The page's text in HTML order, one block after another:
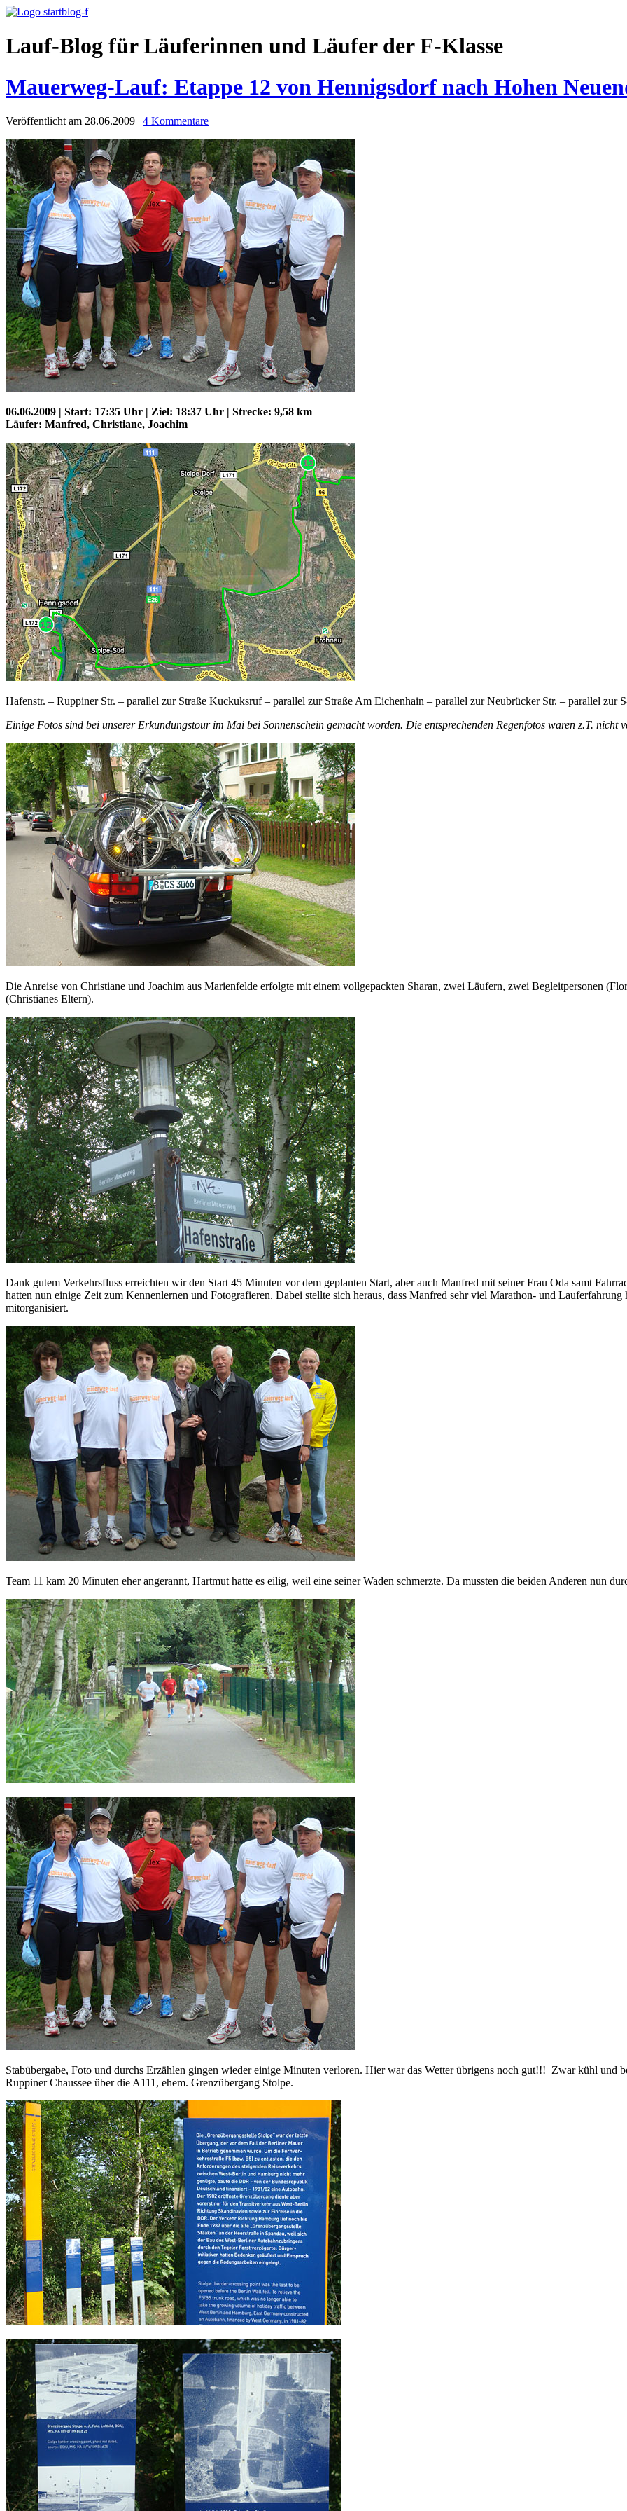
Lauf-Blog für Läuferinnen und Läufer der F-Klasse
Mauerweg-Lauf: Etappe 12 von Hennigsdorf nach Hohen
Veröffentlicht am 28.06.2009 | 4 Kommentare
06.06.2009 | Start: 17:35 Uhr | Ziel: 18:37 Uhr | Strecke: 9,58 km
Läufer: Manfred, Christiane, Joachim
Hafenstr. – Ruppiner Str. – parallel zur Straße Kuckuksruf – parallel zur Straße Am Eichenhain – parallel zur Neubrücker Str. – parallel zur
Einige Fotos sind bei unserer Erkundungstour im Mai bei Sonnenschein gemacht worden. Die entsprechenden Regenfotos waren z.T. nicht
Die Anreise von Christiane und Joachim aus Marienfelde erfolgte mit einem vollgepackten Sharan, zwei Läufern, zwei Begleitpersonen
(Christianes Eltern).
Dank gutem Verkehrsfluss erreichten wir den Start 45 Minuten vor dem geplanten Start, aber auch Manfred mit seiner Frau Oda samt
hatten nun einige Zeit zum Kennenlernen und Fotografieren. Dabei stellte sich heraus, dass Manfred sehr viel Marathon- und
mitorganisiert.
Team 11 kam 20 Minuten eher angerannt, Hartmut hatte es eilig, weil eine seiner Waden schmerzte. Da mussten die beiden Anderen nun
Stabübergabe, Foto und durchs Erzählen gingen wieder einige Minuten verloren. Hier war das Wetter übrigens noch gut!!! Zwar kühl und
Ruppiner Chaussee über die A111, ehem. Grenzübergang Stolpe.